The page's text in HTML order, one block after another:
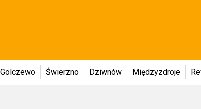
Golczewo Świerzno Dziwnów Międzyzdroje